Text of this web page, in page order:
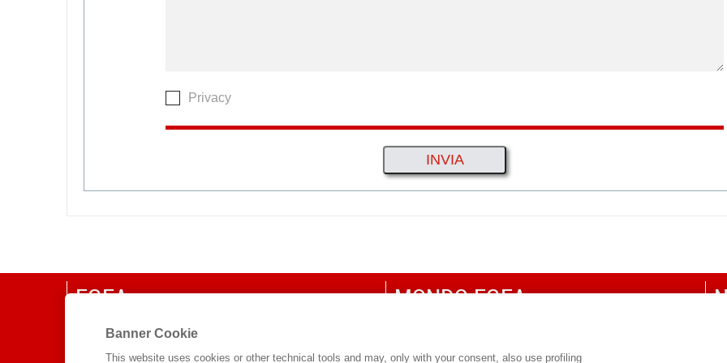
Privacy
EGEA
CHI SIAMO
MONDO EGEA
Banner Cookie
This website uses cookies or other technical tools and may, only with your consent, also use profiling